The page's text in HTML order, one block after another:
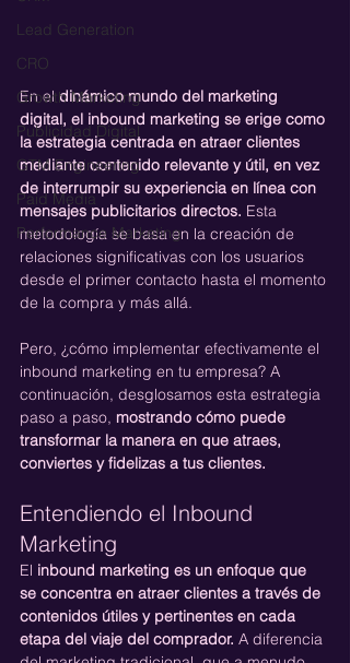
Lead Generation
CRO
Growth Marketing
Publicidad Digital
GTM Engineering
Paid Media
Performance Marketing
En el dinámico mundo del marketing
digital, el inbound marketing se erige como
la estrategia centrada en atraer clientes
mediante contenido relevante y útil, en vez
de interrumpir su experiencia en línea con
mensajes publicitarios directos. Esta
metodología se basa en la creación de
relaciones significativas con los usuarios
desde el primer contacto hasta el momento
de la compra y más allá.
Pero, ¿cómo implementar efectivamente el
inbound marketing en tu empresa? A
continuación, desglosamos esta estrategia
paso a paso, mostrando cómo puede
transformar la manera en que atraes,
conviertes y fidelizas a tus clientes.
Entendiendo el Inbound
Marketing
El inbound marketing es un enfoque que
se concentra en atraer clientes a través de
contenidos útiles y pertinentes en cada
etapa del viaje del comprador. A diferencia